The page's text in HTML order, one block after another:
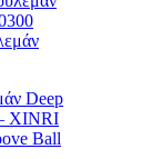
Ball